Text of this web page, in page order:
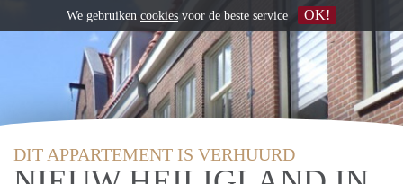
DIT APPARTEMENT IS VERHUURD
We gebruiken cookies voor de beste service OK!